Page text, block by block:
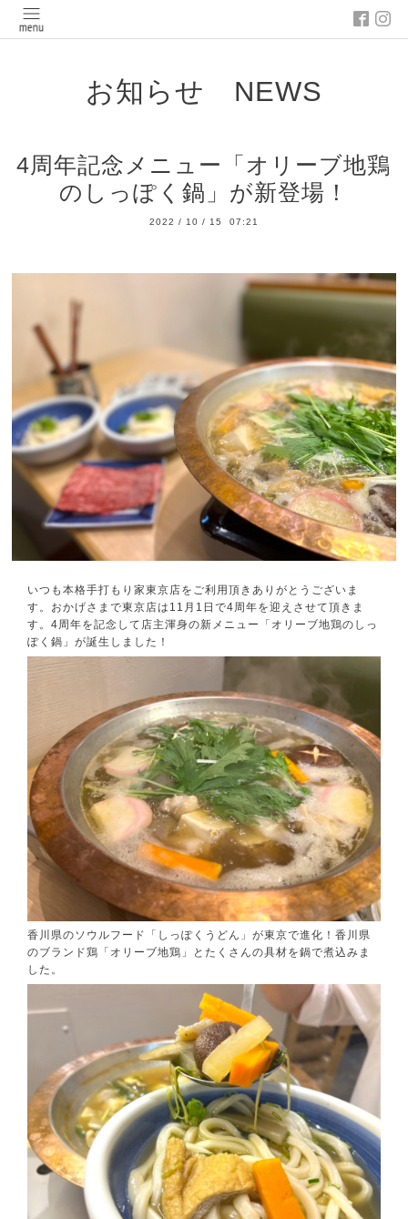
お知らせ NEWS
4周年記念メニュー「オリーブ地鶏
のしっぽく鍋」が新登場！
2022 / 10 / 15 07:21
いつも本格手打もり家東京店をご利用頂きありがとうございま
す。おかげさまで東京店は11月1日で4周年を迎えさせて頂きま
す。4周年を記念して店主渾身の新メニュー「オリーブ地鶏のしっ
ぽく鍋」が誕生しました！
香川県のソウルフード「しっぽくうどん」が東京で進化！香川県
のブランド鶏「オリーブ地鶏」とたくさんの具材を鍋で煮込みま
した。